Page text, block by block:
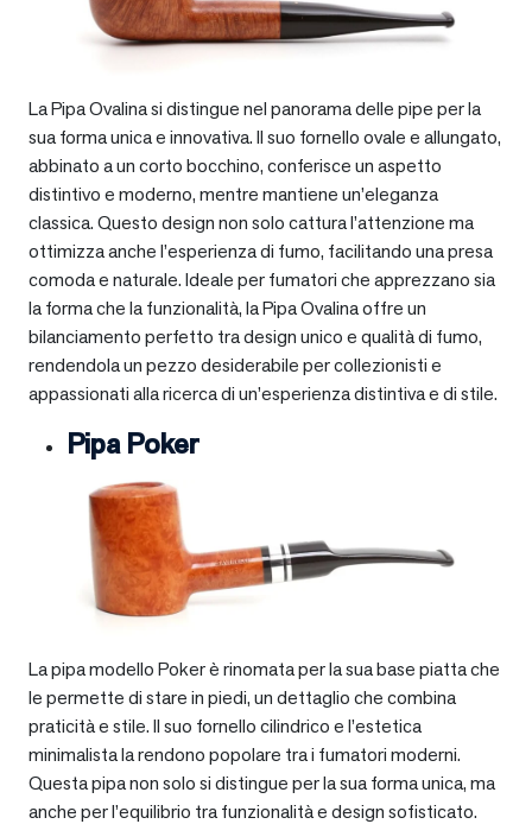
La Pipa Ovalina si distingue nel panorama delle pipe per la
sua forma unica e innovativa. Il suo fornello ovale e allungato,
abbinato a un corto bocchino, conferisce un aspetto
distintivo e moderno, mentre mantiene un’eleganza
classica. Questo design non solo cattura l’attenzione ma
ottimizza anche l’esperienza di fumo, facilitando una presa
comoda e naturale. Ideale per fumatori che apprezzano sia
la forma che la funzionalità, la Pipa Ovalina offre un
bilanciamento perfetto tra design unico e qualità di fumo,
rendendola un pezzo desiderabile per collezionisti e
appassionati alla ricerca di un’esperienza distintiva e di stile.
Pipa Poker
La pipa modello Poker è rinomata per la sua base piatta che
le permette di stare in piedi, un dettaglio che combina
praticità e stile. Il suo fornello cilindrico e l’estetica
minimalista la rendono popolare tra i fumatori moderni.
Questa pipa non solo si distingue per la sua forma unica, ma
anche per l’equilibrio tra funzionalità e design sofisticato.